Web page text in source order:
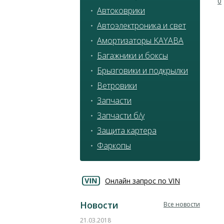
Автоковрики
Автоэлектроника и свет
Амортизаторы KAYABA
Багажники и боксы
Брызговики и подкрылки
Ветровики
Запчасти
Запчасти б/у
Защита картера
Фаркопы
Онлайн запрос по VIN
Новости
Все новости
21.03.2018